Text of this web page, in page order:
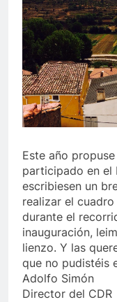
Este año
participado en el
escribiesen un
realizar el
durante el
inauguración,
lienzo. Y las
que no pudistéis
Adolfo Simón
Director del CDR